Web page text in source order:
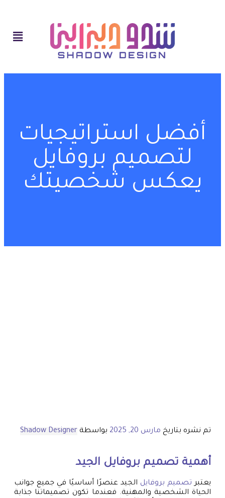
أفضل استراتيجيات
لتصميم بروفايل
يعكس شخصيتك
تم نشره بتاريخ مارس 20, 2025 بواسطة Shadow Designer
أهمية تصميم بروفايل الجيد
يعتبرتصميم بروفايل الجيد عنصرًا أساسيًا في جميع جوانب
الحياة الشخصية والمهنية. فعندما تكون تصميماتنا جذابة